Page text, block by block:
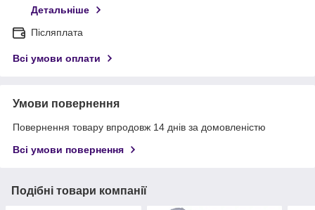
Детальніше
Післяплата
Всі умови оплати
Умови повернення
Повернення товару впродовж 14 днів за домовленістю
Всі умови повернення
Подібні товари компанії